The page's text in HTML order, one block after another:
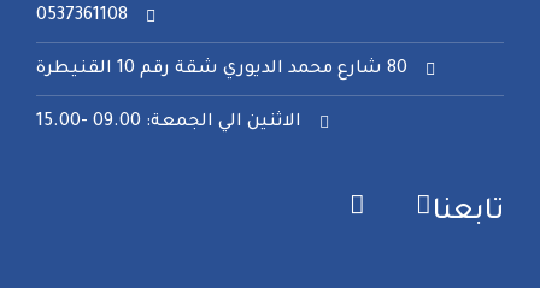
0537361108
80 شارع محمد الديوري شقة رقم 10 القنيطرة
الاثنين الي الجمعة: 09.00 -15.00
تابعنا